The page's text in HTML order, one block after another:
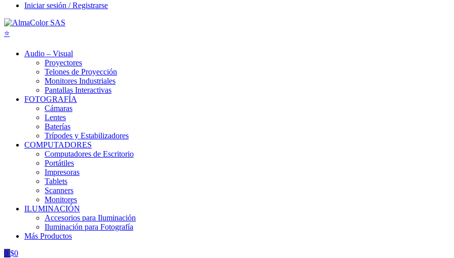
Iniciar sesión / Registrarse
Audio – Visual
Proyectores
Telones de Proyección
Monitores Industriales
Pantallas Interactivas
FOTOGRAFÍA
Cámaras
Lentes
Baterías
Trípodes y Estabilizadores
COMPUTADORES
Computadores de Escritorio
Portátiles
Impresoras
Tablets
Scanners
Monitores
ILUMINACIÓN
Accesorios para Iluminación
Iluminación para Fotografía
Más Productos
0 $0